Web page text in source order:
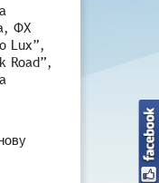
ФХ
Lux”,
Road”,